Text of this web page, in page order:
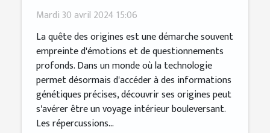
génétiques
Mardi 30 avril 2024 15:06
La quête des origines est une démarche souvent
empreinte d'émotions et de questionnements
profonds. Dans un monde où la technologie
permet désormais d'accéder à des informations
génétiques précises, découvrir ses origines peut
s'avérer être un voyage intérieur bouleversant.
Les répercussions...